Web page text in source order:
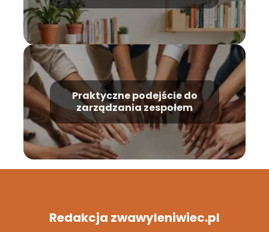
Praktyczne podejście do
zarządzania zespołem
Redakcja zwawyleniwiec.pl